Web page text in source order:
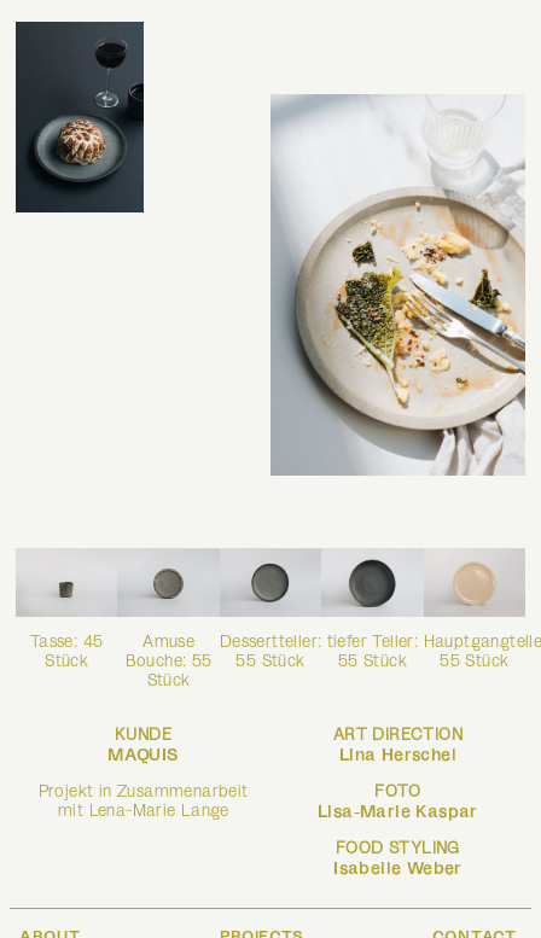
Tasse: 45
Stück
Amuse
Bouche: 55
Stück
Dessertteller:
55 Stück
tiefer Teller:
55 Stück
55 Stück
KUNDE
MAQUIS
Projekt in Zusammenarbeit
mit Lena-Marie Lange
ART DIRECTION
Lina Herschel
FOTO
Lisa-Marie Kaspar
FOOD STYLING
Isabelle Weber